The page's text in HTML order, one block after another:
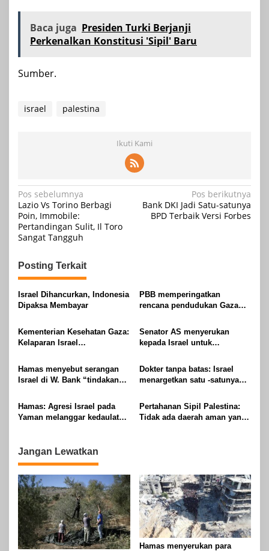
Baca juga Presiden Turki Berjanji
Perkenalkan Konstitusi 'Sipil' Baru
Sumber.
israel palestina
Ikuti Kami
Navigasi
pos
Pos sebelumnya
Lazio Vs Torino Berbagi
Poin, Immobile:
Pertandingan Sulit, Il Toro
Sangat Tangguh
Pos berikutnya
Bank DKI Jadi Satu-satunya
BPD Terbaik Versi Forbes
Posting Terkait
Israel Dihancurkan, Indonesia
Dipaksa Membayar
PBB memperingatkan
rencana pendudukan Gaza
Kementerian Kesehatan Gaza:
Kelaparan Israel
pasien GBS
Senator AS menyerukan
kepada Israel untuk
pembunuhan jurnalis
Hamas menyebut serangan
Israel di W. Bank “tindakan
perang genosida”
Dokter tanpa batas: Israel
menargetkan satu -satunya
Hamas: Agresi Israel pada
Yaman melanggar kedaulatan
Pertahanan Sipil Palestina:
Tidak ada daerah aman yang
Jangan Lewatkan
Hamas menyerukan para